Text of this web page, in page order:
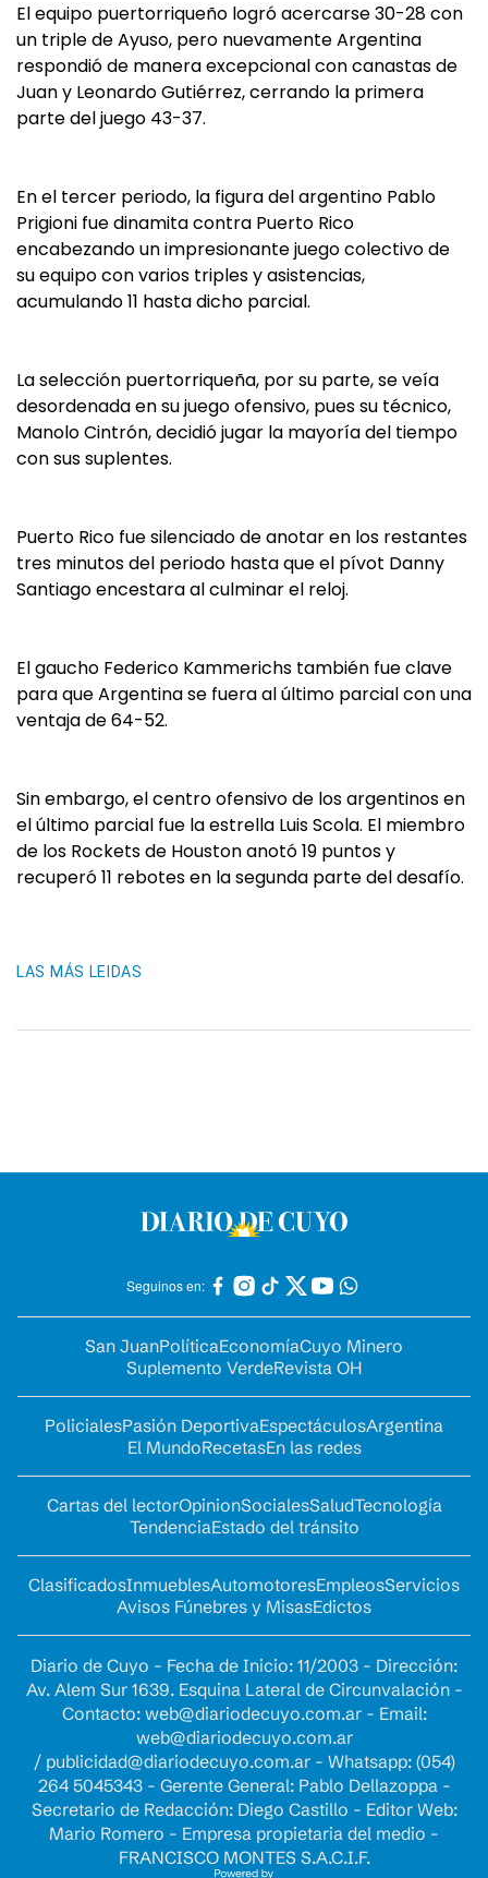
El equipo puertorriqueño logró acercarse 30-28 con
un triple de Ayuso, pero nuevamente Argentina
respondió de manera excepcional con canastas de
Juan y Leonardo Gutiérrez, cerrando la primera
parte del juego 43-37.
En el tercer periodo, la figura del argentino Pablo
Prigioni fue dinamita contra Puerto Rico
encabezando un impresionante juego colectivo de
su equipo con varios triples y asistencias,
acumulando 11 hasta dicho parcial.
La selección puertorriqueña, por su parte, se veía
desordenada en su juego ofensivo, pues su técnico,
Manolo Cintrón, decidió jugar la mayoría del tiempo
con sus suplentes.
Puerto Rico fue silenciado de anotar en los restantes
tres minutos del periodo hasta que el pívot Danny
Santiago encestara al culminar el reloj.
El gaucho Federico Kammerichs también fue clave
para que Argentina se fuera al último parcial con una
ventaja de 64-52.
Sin embargo, el centro ofensivo de los argentinos en
el último parcial fue la estrella Luis Scola. El miembro
de los Rockets de Houston anotó 19 puntos y
recuperó 11 rebotes en la segunda parte del desafío.
LAS MÁS LEIDAS
Seguinos en:
San JuanPolíticaEconomíaCuyo Minero
Suplemento VerdeRevista OH
PolicialesPasión DeportivaEspectáculosArgentina
El MundoRecetasEn las redes
Cartas del lectorOpinionSocialesSaludTecnología
TendenciaEstado del tránsito
ClasificadosInmueblesAutomotoresEmpleosServicios
Avisos Fúnebres y MisasEdictos
Diario de Cuyo - Fecha de Inicio: 11/2003 - Dirección:
Av. Alem Sur 1639. Esquina Lateral de Circunvalación -
Contacto: web@diariodecuyo.com.ar- Email:
web@diariodecuyo.com.ar
/ publicidad@diariodecuyo.com.ar- Whatsapp: (054)
264 5045343 - Gerente General: Pablo Dellazoppa -
Secretario de Redacción: Diego Castillo - Editor Web:
Mario Romero - Empresa propietaria del medio -
FRANCISCO MONTES S.A.C.I.F.